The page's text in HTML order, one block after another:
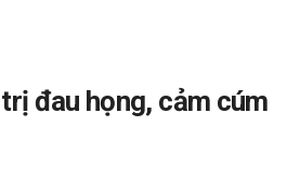
đau họng, cảm cúm